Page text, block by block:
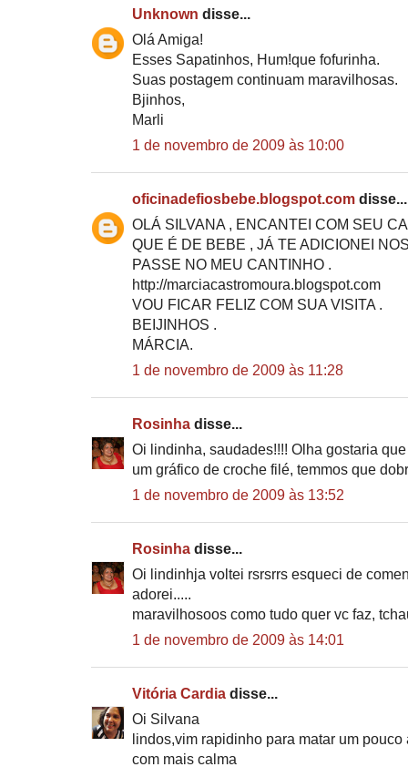
Unknown disse...
Olá Amiga!
Esses Sapatinhos, Hum!que fofurinha.
Suas postagem continuam maravilhosas.
Bjinhos,
Marli
1 de novembro de 2009 às 10:00
oficinadefiosbebe.blogspot.com disse...
OLÁ SILVANA , ENCANTEI COM SEU
QUE É DE BEBE , JÁ TE ADICIONEI
PASSE NO MEU CANTINHO .
http://marciacastromoura.blogspot.com
VOU FICAR FELIZ COM SUA VISITA .
BEIJINHOS .
MÁRCIA.
1 de novembro de 2009 às 11:28
Rosinha disse...
Oi lindinha, saudades!!!! Olha gostaria
um gráfico de croche filé, temmos que
1 de novembro de 2009 às 13:52
Rosinha disse...
Oi lindinhja voltei rsrsrrs esqueci de
adorei.....
maravilhosoos como tudo quer vc faz,
1 de novembro de 2009 às 14:01
Vitória Cardia disse...
Oi Silvana
lindos,vim rapidinho para matar um
com mais calma